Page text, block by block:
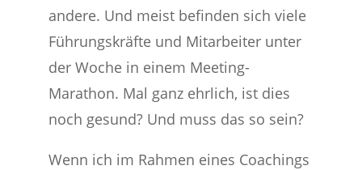
andere. Und meist befinden sich viele
Führungskräfte und Mitarbeiter unter
der Woche in einem Meeting-
Marathon. Mal ganz ehrlich, ist dies
noch gesund? Und muss das so sein?
Wenn ich im Rahmen eines Coachings